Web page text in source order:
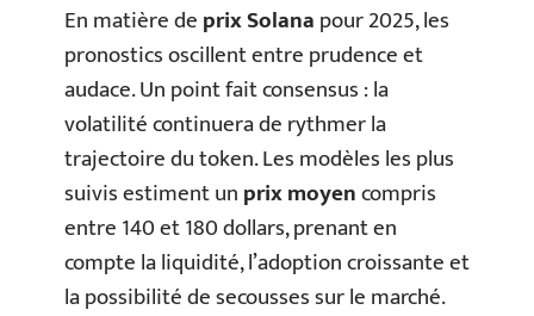
En matière deprix Solanapour 2025, les
pronostics oscillent entre prudence et
audace. Un point fait consensus : la
volatilité continuera de rythmer la
trajectoire du token. Les modèles les plus
suivis estiment unprix moyencompris
entre 140 et 180 dollars, prenant en
compte la liquidité, l’adoption croissante et
la possibilité de secousses sur le marché.